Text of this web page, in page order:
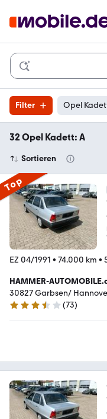
Filter Opel
32 Opel Kadett: A
Sortieren
Top
EZ 04/1991 • 74.000 km •
HAMMER-
30827 Garbsen/
3.4 Sterne
(73)